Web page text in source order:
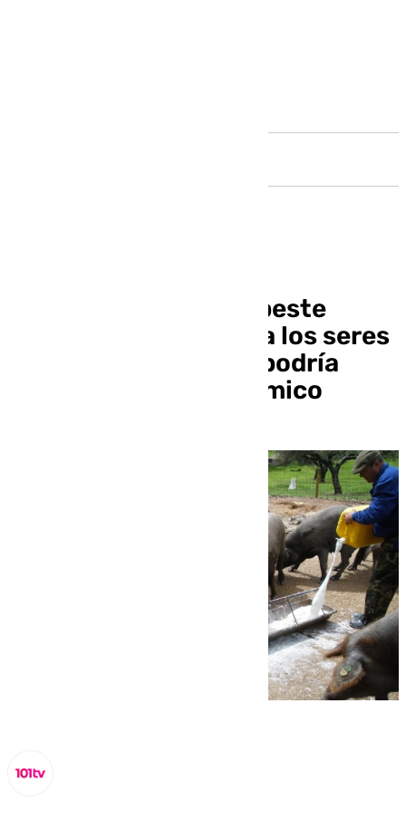
Planas aclara que la peste
porcina «no afecta» a los seres
humanos, aunque sí podría
tener impacto económico